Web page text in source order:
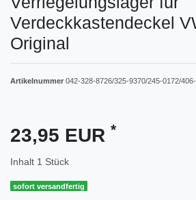
Verdeckkastendeckel
Original
Artikelnummer 042-328-8726/325-9370/245-0172/
23,95 EUR *
Inhalt 1 Stück
sofort versandfertig